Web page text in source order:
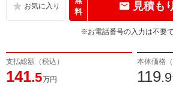
料
見積も
※お電話番号の入力は不要で
支払総額（税込）
141.5万円
本体価格（
119.9